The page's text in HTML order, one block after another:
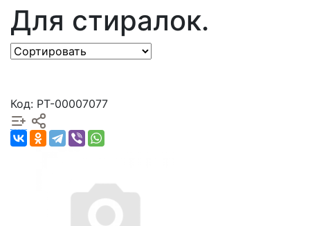
Для стиралок.
Код: РТ-00007077